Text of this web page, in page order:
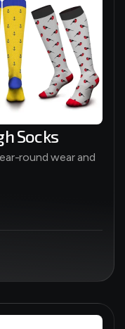
Socks
round wear and